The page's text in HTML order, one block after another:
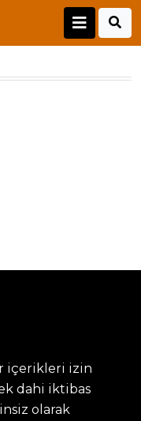
içerikleri izin
dahi iktibas
olarak